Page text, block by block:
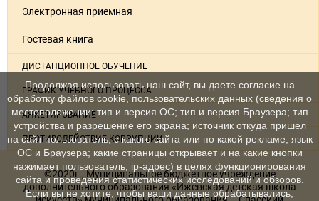
Электронная приемная
Гостевая книга
ДИСТАНЦИОННОЕ ОБУЧЕНИЕ
ГРАФИК УЧЕБНОГО ПРОЦЕССА
АНКЕТИРОВАНИЕ
ПРОТИВОДЕЙСТВИЕ КОРРУПЦИИ
©2020г., Муниципальное бюджетное учреждение
дополнительного образования «Ижевская детская школа
Продолжая использовать наш сайт, вы даете согласие на
обработку файлов cookie, пользовательских данных (сведения о
местоположении; тип и версия ОС; тип и версия Браузера; тип
устройства и разрешение его экрана; источник откуда пришел
на сайт пользователь; с какого сайта или по какой рекламе; язык
ОС и Браузера; какие страницы открывает и на какие кнопки
нажимает пользователь; ip-адрес) в целях функционирования
сайта и проведения статистических исследований и обзоров.
Если вы не хотите, чтобы ваши данные обрабатывались,